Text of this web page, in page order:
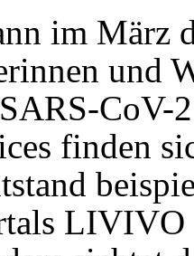
im März
und
finden
LIVIVO